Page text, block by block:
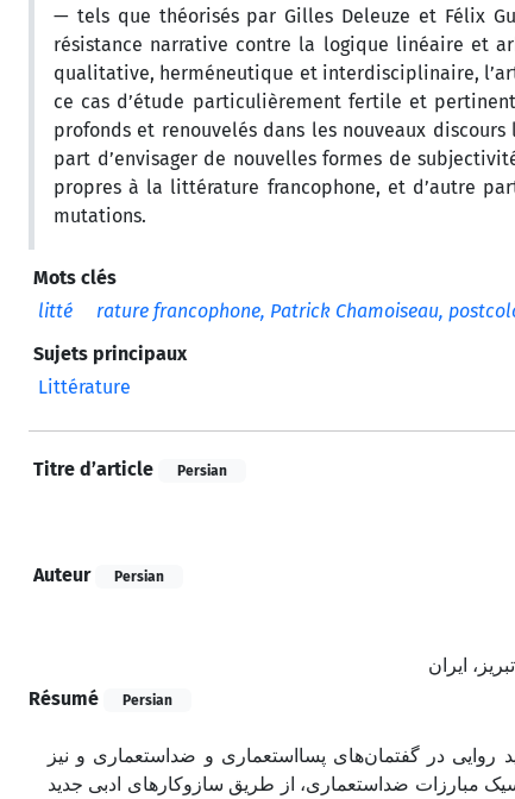
— tels que théorisés par Gilles Deleuze et Félix
résistance narrative contre la logique linéaire et
qualitative, herméneutique et interdisciplinaire,
ce cas d’étude particulièrement fertile et
profonds et renouvelés dans les nouveaux
part d’envisager de nouvelles formes de
propres à la littérature francophone, et d’autre
mutations.
Mots clés
litté
rature francophone, Patrick Chamoiseau,
Sujets principaux
Littérature
Titre d’article Persian
Auteur Persian
ایران
Résumé
Persian
روایی در گفتمان‌های پسااستعماری و ضداستعماری و نیز
مبارزات ضداستعماری، از طریق سازوکارهای ادبی جدید